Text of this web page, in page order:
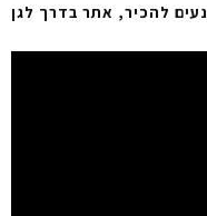
נעים להכיר, אתר בדרך לגן